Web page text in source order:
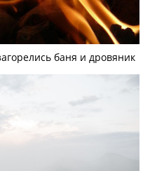
баня и дровяник